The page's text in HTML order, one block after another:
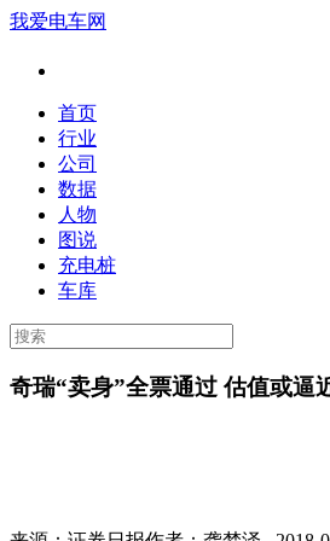
我爱电车网
首页
行业
公司
数据
人物
图说
充电桩
车库
奇瑞“卖身”全票通过 估值或逼